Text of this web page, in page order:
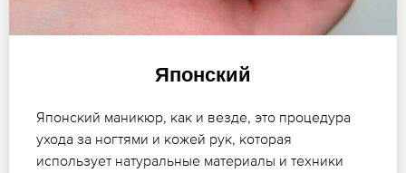
Японский
Японский маникюр, как и везде, это процедура
ухода за ногтями и кожей рук, которая
использует натуральные материалы и техники